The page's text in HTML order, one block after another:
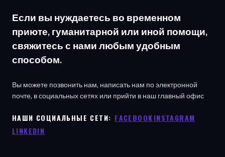
Если вы нуждаетесь во временном
приюте, гуманитарной или иной помощи,
свяжитесь с нами любым удобным
способом.
Вы можете позвонить нам, написать нам по электронной
почте, в социальных сетях или прийти в наш главный офис
НАШИ СОЦИАЛЬНЫЕ СЕТИ: ㅤ FACEBOOKINSTAGRAM
LINKEDIN